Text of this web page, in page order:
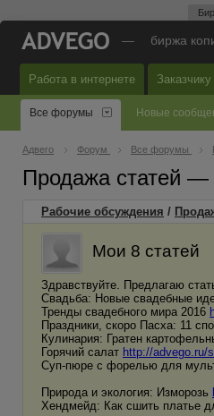
— биржа
Работа в интернете Заказчику
Все форумы Новые
Адвего Форум Все форумы
Продажа статей
Рабочие обсуждения /
Мои 8 статей
Здравствуйте. Предлагаю
Свадьба: Новые свадебные
Тренды свадебного мира 2016
Праздники, скоро Пасха: 11
Кулинария: Гратен
Горячий салат http://advego.ru/
Суп-пюре с форелью для
Природа и экология: Изморозь
Хендмейд: Как сшить платье